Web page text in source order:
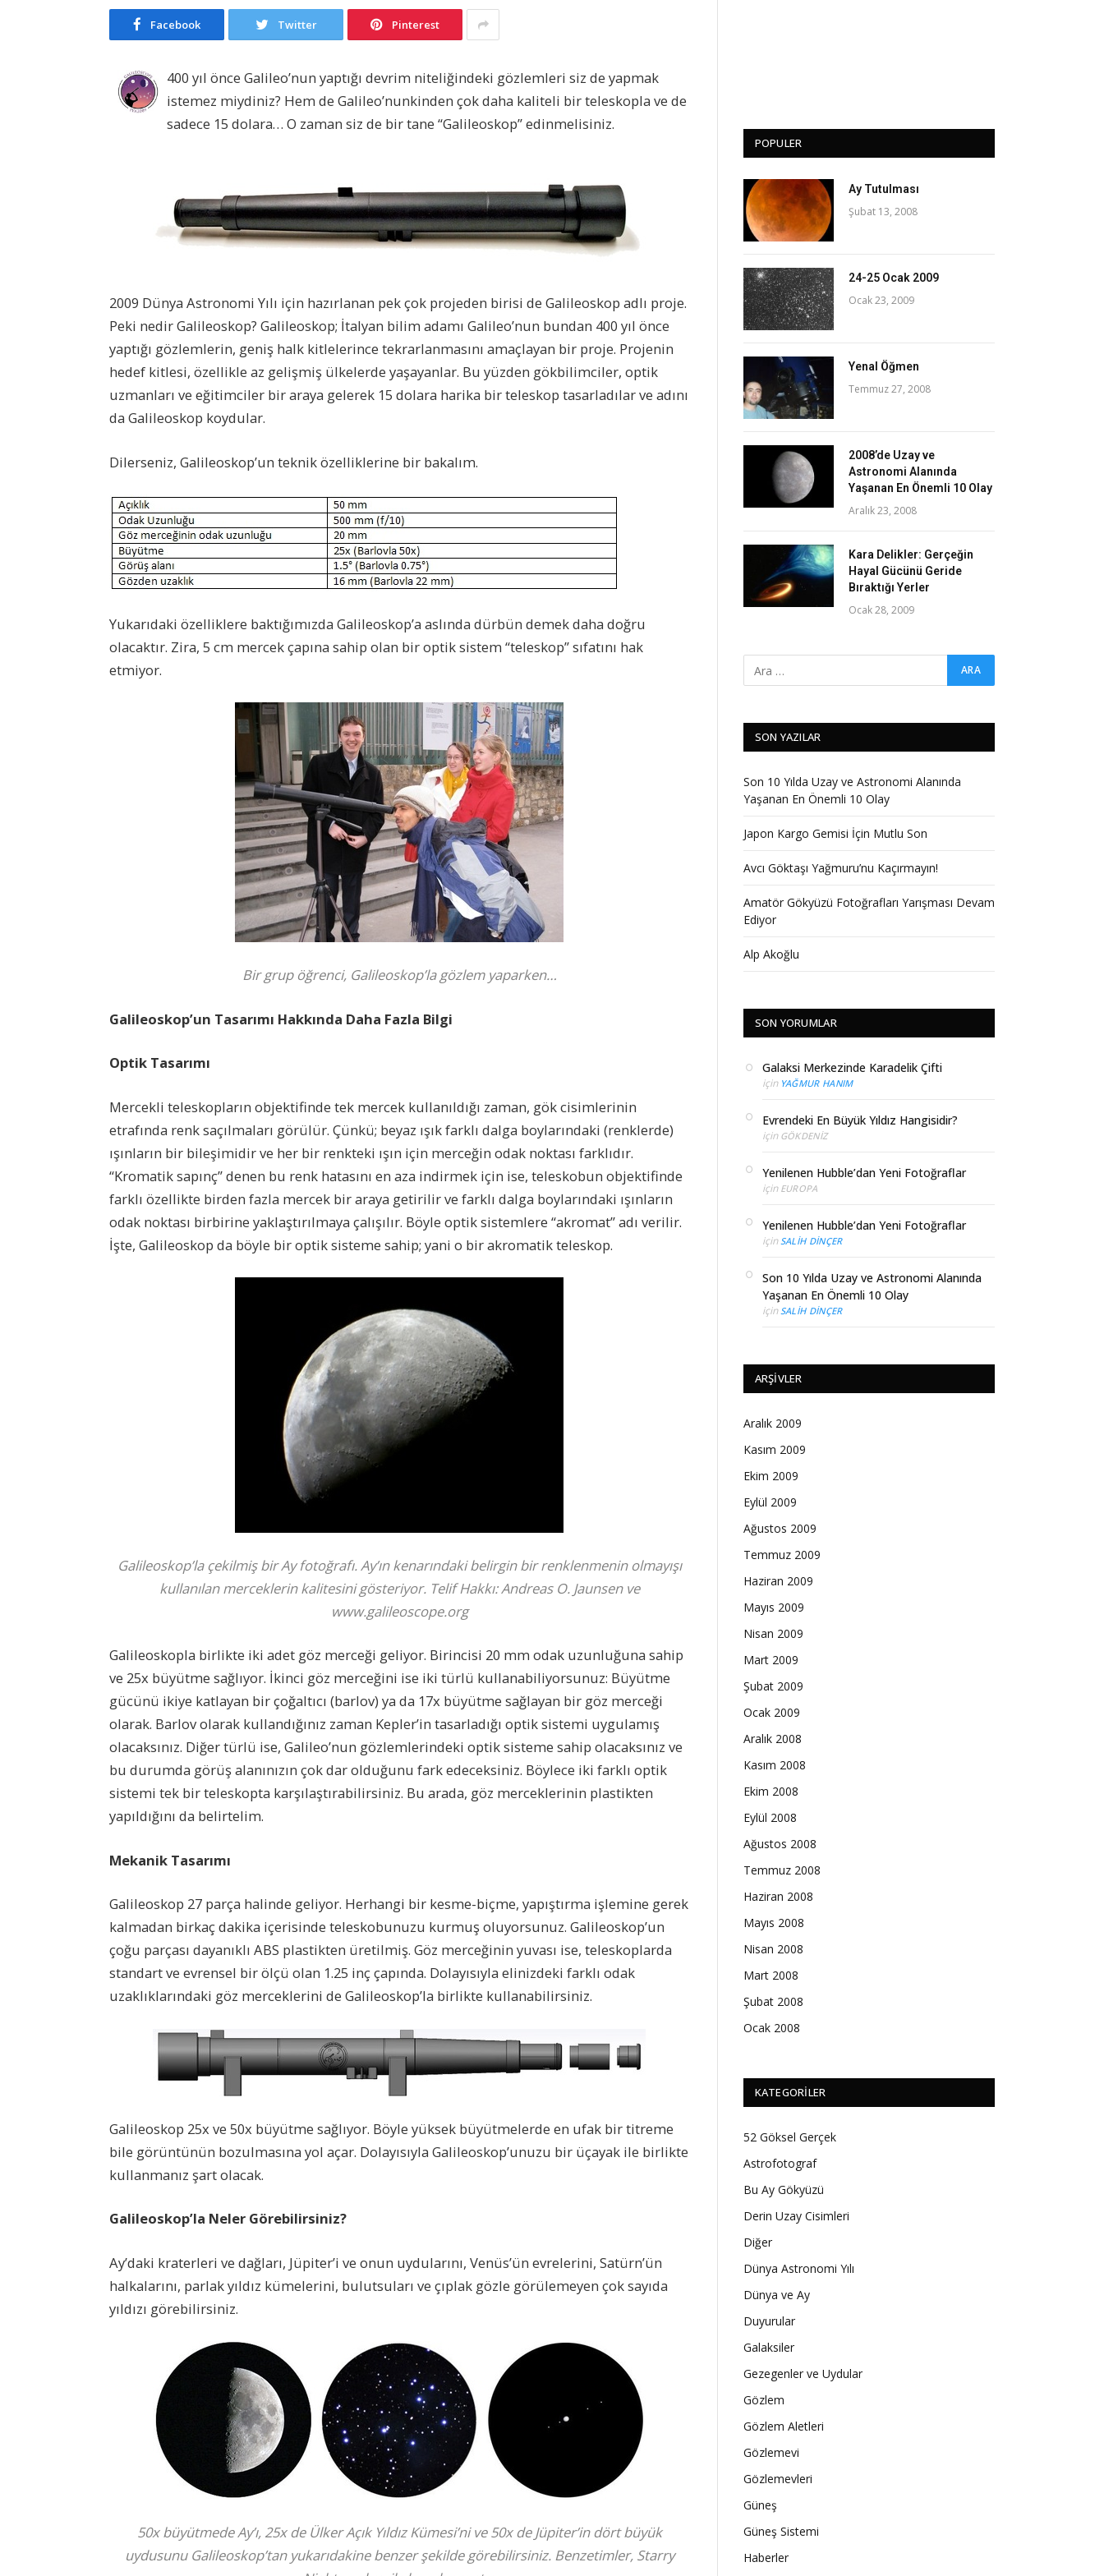
Facebook Twitter Pinterest
400 yıl önce Galileo’nun yaptığı devrim niteliğindeki gözlemleri siz de yapmak
istemez miydiniz? Hem de Galileo’nunkinden çok daha kaliteli bir teleskopla ve de
sadece 15 dolara… O zaman siz de bir tane “Galileoskop” edinmelisiniz.
2009 Dünya Astronomi Yılı için hazırlanan pek çok projeden birisi de Galileoskop adlı proje.
Peki nedir Galileoskop? Galileoskop; İtalyan bilim adamı Galileo’nun bundan 400 yıl önce
yaptığı gözlemlerin, geniş halk kitlelerince tekrarlanmasını amaçlayan bir proje. Projenin
hedef kitlesi, özellikle az gelişmiş ülkelerde yaşayanlar. Bu yüzden gökbilimciler, optik
uzmanları ve eğitimciler bir araya gelerek 15 dolara harika bir teleskop tasarladılar ve adını
da Galileoskop koydular.
Dilerseniz, Galileoskop’un teknik özelliklerine bir bakalım.
Yukarıdaki özelliklere baktığımızda Galileoskop’a aslında dürbün demek daha doğru
olacaktır. Zira, 5 cm mercek çapına sahip olan bir optik sistem “teleskop” sıfatını hak
etmiyor.
Bir grup öğrenci, Galileoskop’la gözlem yaparken…
Galileoskop’un Tasarımı Hakkında Daha Fazla Bilgi
Optik Tasarımı
Mercekli teleskopların objektifinde tek mercek kullanıldığı zaman, gök cisimlerinin
etrafında renk saçılmaları görülür. Çünkü; beyaz ışık farklı dalga boylarındaki (renklerde)
ışınların bir bileşimidir ve her bir renkteki ışın için merceğin odak noktası farklıdır.
“Kromatik sapınç” denen bu renk hatasını en aza indirmek için ise, teleskobun objektifinde
farklı özellikte birden fazla mercek bir araya getirilir ve farklı dalga boylarındaki ışınların
odak noktası birbirine yaklaştırılmaya çalışılır. Böyle optik sistemlere “akromat” adı verilir.
İşte, Galileoskop da böyle bir optik sisteme sahip; yani o bir akromatik teleskop.
Galileoskop’la çekilmiş bir Ay fotoğrafı. Ay’ın kenarındaki belirgin bir renklenmenin olmayışı
kullanılan merceklerin kalitesini gösteriyor. Telif Hakkı: Andreas O. Jaunsen ve
www.galileoscope.org
Galileoskopla birlikte iki adet göz merceği geliyor. Birincisi 20 mm odak uzunluğuna sahip
ve 25x büyütme sağlıyor. İkinci göz merceğini ise iki türlü kullanabiliyorsunuz: Büyütme
gücünü ikiye katlayan bir çoğaltıcı (barlov) ya da 17x büyütme sağlayan bir göz merceği
olarak. Barlov olarak kullandığınız zaman Kepler’in tasarladığı optik sistemi uygulamış
olacaksınız. Diğer türlü ise, Galileo’nun gözlemlerindeki optik sisteme sahip olacaksınız ve
bu durumda görüş alanınızın çok dar olduğunu fark edeceksiniz. Böylece iki farklı optik
sistemi tek bir teleskopta karşılaştırabilirsiniz. Bu arada, göz merceklerinin plastikten
yapıldığını da belirtelim.
Mekanik Tasarımı
Galileoskop 27 parça halinde geliyor. Herhangi bir kesme-biçme, yapıştırma işlemine gerek
kalmadan birkaç dakika içerisinde teleskobunuzu kurmuş oluyorsunuz. Galileoskop’un
çoğu parçası dayanıklı ABS plastikten üretilmiş. Göz merceğinin yuvası ise, teleskoplarda
standart ve evrensel bir ölçü olan 1.25 inç çapında. Dolayısıyla elinizdeki farklı odak
uzaklıklarındaki göz merceklerini de Galileoskop’la birlikte kullanabilirsiniz.
Galileoskop 25x ve 50x büyütme sağlıyor. Böyle yüksek büyütmelerde en ufak bir titreme
bile görüntünün bozulmasına yol açar. Dolayısıyla Galileoskop’unuzu bir üçayak ile birlikte
kullanmanız şart olacak.
Galileoskop’la Neler Görebilirsiniz?
Ay’daki kraterleri ve dağları, Jüpiter’i ve onun uydularını, Venüs’ün evrelerini, Satürn’ün
halkalarını, parlak yıldız kümelerini, bulutsuları ve çıplak gözle görülemeyen çok sayıda
yıldızı görebilirsiniz.
50x büyütmede Ay’ı, 25x de Ülker Açık Yıldız Kümesi’ni ve 50x de Jüpiter’in dört büyük
uydusunu Galileoskop’tan yukarıdakine benzer şekilde görebilirsiniz. Benzetimler, Starry
POPULER
Ay Tutulması
Şubat 13, 2008
24-25 Ocak 2009
Ocak 23, 2009
Yenal Öğmen
Temmuz 27, 2008
2008’de Uzay ve
Astronomi Alanında
Yaşanan En Önemli 10 Olay
Aralık 23, 2008
Kara Delikler: Gerçeğin
Hayal Gücünü Geride
Bıraktığı Yerler
Ocak 28, 2009
SON YAZILAR
Son 10 Yılda Uzay ve Astronomi Alanında
Yaşanan En Önemli 10 Olay
Japon Kargo Gemisi İçin Mutlu Son
Avcı Göktaşı Yağmuru’nu Kaçırmayın!
Amatör Gökyüzü Fotoğrafları Yarışması Devam
Ediyor
Alp Akoğlu
SON YORUMLAR
Galaksi Merkezinde Karadelik Çifti
için YAĞMUR HANIM
Evrendeki En Büyük Yıldız Hangisidir?
için GÖKDENIZ
Yenilenen Hubble’dan Yeni Fotoğraflar
için EUROPA
Yenilenen Hubble’dan Yeni Fotoğraflar
içinSALIH DINÇER
Son 10 Yılda Uzay ve Astronomi Alanında
Yaşanan En Önemli 10 Olay
içinSALIH DINÇER
ARŞIVLER
Aralık 2009
Kasım 2009
Ekim 2009
Eylül 2009
Ağustos 2009
Temmuz 2009
Haziran 2009
Mayıs 2009
Nisan 2009
Mart 2009
Şubat 2009
Ocak 2009
Aralık 2008
Kasım 2008
Ekim 2008
Eylül 2008
Ağustos 2008
Temmuz 2008
Haziran 2008
Mayıs 2008
Nisan 2008
Mart 2008
Şubat 2008
Ocak 2008
KATEGORILER
52 Göksel Gerçek
Astrofotograf
Bu Ay Gökyüzü
Derin Uzay Cisimleri
Diğer
Dünya Astronomi Yılı
Dünya ve Ay
Duyurular
Galaksiler
Gezegenler ve Uydular
Gözlem
Gözlem Aletleri
Gözlemevi
Gözlemevleri
Güneş
Güneş Sistemi
Haberler